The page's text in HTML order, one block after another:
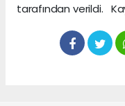
tarafından verildi.